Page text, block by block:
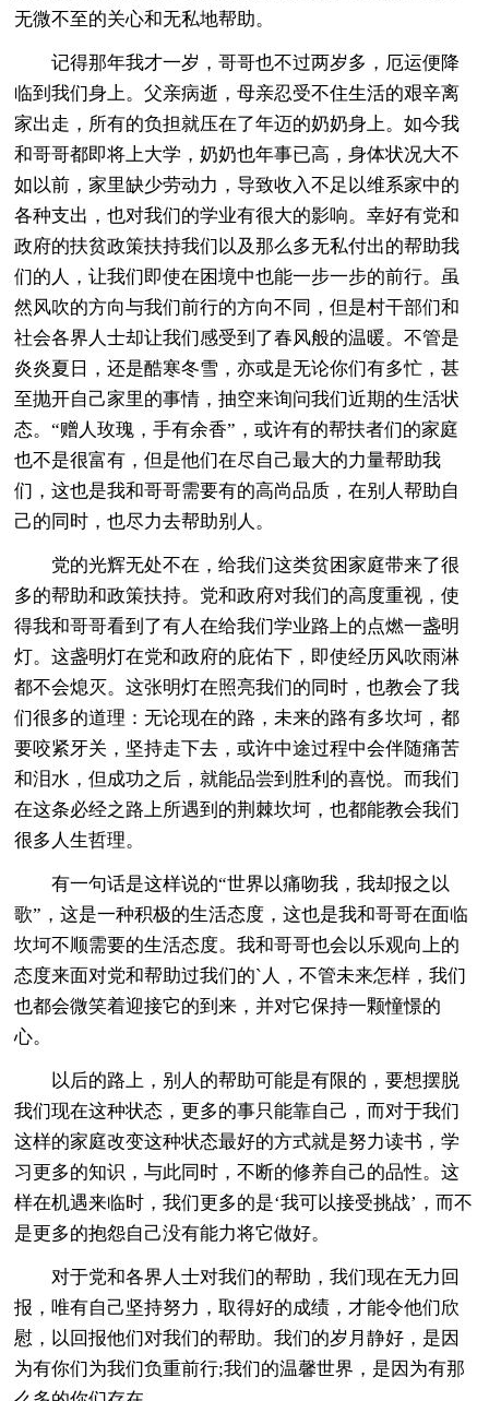
无微不至的关心和无私地帮助。
记得那年我才一岁，哥哥也不过两岁多，厄运便降
临到我们身上。父亲病逝，母亲忍受不住生活的艰辛离
家出走，所有的负担就压在了年迈的奶奶身上。如今我
和哥哥都即将上大学，奶奶也年事已高，身体状况大不
如以前，家里缺少劳动力，导致收入不足以维系家中的
各种支出，也对我们的学业有很大的影响。幸好有党和
政府的扶贫政策扶持我们以及那么多无私付出的帮助我
们的人，让我们即使在困境中也能一步一步的前行。虽
然风吹的方向与我们前行的方向不同，但是村干部们和
社会各界人士却让我们感受到了春风般的温暖。不管是
炎炎夏日，还是酷寒冬雪，亦或是无论你们有多忙，甚
至抛开自己家里的事情，抽空来询问我们近期的生活状
态。“赠人玫瑰，手有余香”，或许有的帮扶者们的家庭
也不是很富有，但是他们在尽自己最大的力量帮助我
们，这也是我和哥哥需要有的高尚品质，在别人帮助自
己的同时，也尽力去帮助别人。
党的光辉无处不在，给我们这类贫困家庭带来了很
多的帮助和政策扶持。党和政府对我们的高度重视，使
得我和哥哥看到了有人在给我们学业路上的点燃一盏明
灯。这盏明灯在党和政府的庇佑下，即使经历风吹雨淋
都不会熄灭。这张明灯在照亮我们的同时，也教会了我
们很多的道理：无论现在的路，未来的路有多坎坷，都
要咬紧牙关，坚持走下去，或许中途过程中会伴随痛苦
和泪水，但成功之后，就能品尝到胜利的喜悦。而我们
在这条必经之路上所遇到的荆棘坎坷，也都能教会我们
很多人生哲理。
有一句话是这样说的“世界以痛吻我，我却报之以
歌”，这是一种积极的生活态度，这也是我和哥哥在面临
坎坷不顺需要的生活态度。我和哥哥也会以乐观向上的
态度来面对党和帮助过我们的`人，不管未来怎样，我们
也都会微笑着迎接它的到来，并对它保持一颗憧憬的
心。
以后的路上，别人的帮助可能是有限的，要想摆脱
我们现在这种状态，更多的事只能靠自己，而对于我们
这样的家庭改变这种状态最好的方式就是努力读书，学
习更多的知识，与此同时，不断的修养自己的品性。这
样在机遇来临时，我们更多的是‘我可以接受挑战’，而不
是更多的抱怨自己没有能力将它做好。
对于党和各界人士对我们的帮助，我们现在无力回
报，唯有自己坚持努力，取得好的成绩，才能令他们欣
慰，以回报他们对我们的帮助。我们的岁月静好，是因
为有你们为我们负重前行;我们的温馨世界，是因为有那